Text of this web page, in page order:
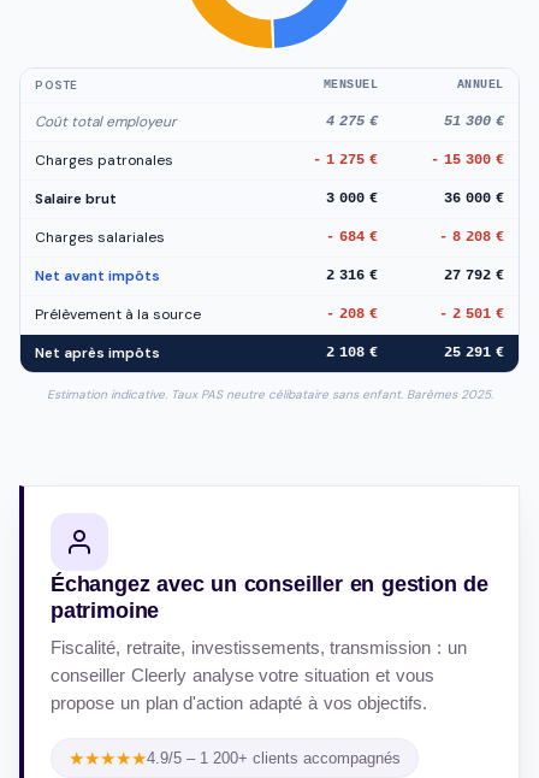
POSTE MENSUEL ANNUEL
Coût total employeur 4 275 € 51 300 €
Charges patronales - 1 275 € - 15 300 €
Salaire brut 3 000 € 36 000 €
Charges salariales - 684 € - 8 208 €
Net avant impôts 2 316 € 27 792 €
Prélèvement à la source - 208 € - 2 501 €
Net après impôts 2 108 € 25 291 €
Estimation indicative. Taux PAS neutre célibataire sans enfant. Barèmes 2025.
Échangez avec un conseiller en gestion de
patrimoine
Fiscalité, retraite, investissements, transmission : un
conseiller Cleerly analyse votre situation et vous
propose un plan d'action adapté à vos objectifs.
★★★★★4.9/5 – 1 200+ clients accompagnés